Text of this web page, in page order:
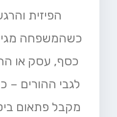
הפיזית
כשהמשפחה
כסף, עסק או
לגבי ההורים –
מקבל פתאום